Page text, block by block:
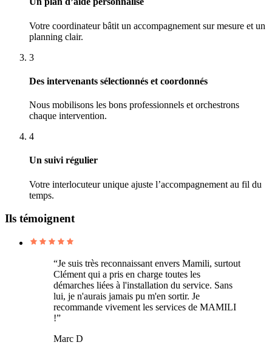
Votre coordinateur bâtit un accompagnement sur mesure et un
planning clair.
3
Des intervenants sélectionnés et coordonnés
Nous mobilisons les bons professionnels et orchestrons
chaque intervention.
4
Un suivi régulier
Votre interlocuteur unique ajuste l’accompagnement au fil du
temps.
Ils témoignent
“Je suis très reconnaissant envers Mamili, surtout
Clément qui a pris en charge toutes les
démarches liées à l'installation du service. Sans
lui, je n'aurais jamais pu m'en sortir. Je
recommande vivement les services de MAMILI
!”
Marc D